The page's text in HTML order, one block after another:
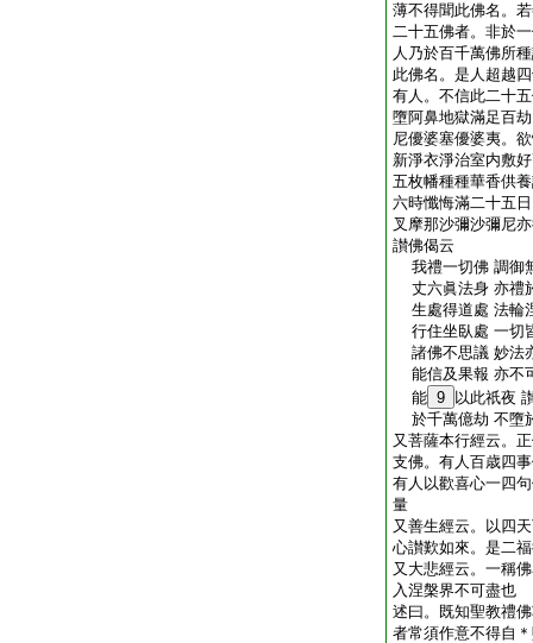
薄不得聞此佛名。
二十五佛者。非於
人乃於百千萬佛所
此佛名。是人超越
有人。不信此二十
墮阿鼻地獄滿足百
尼優婆塞優婆夷。
新淨衣淨治室内敷
五枚幡種種華香供
六時懺悔滿二十五
叉摩那沙彌沙彌尼
讃佛偈云
我禮一切佛 調御
丈六眞法身 亦禮
生處得道處 法輪
行住坐臥處 一切
諸佛不思議 妙法
能信及果報 亦不
能 9
以此祇夜
於千萬億劫 不墮
又菩薩本行經云。
支佛。有人百歳四
有人以歡喜心一四
量
又善生經云。以四
心讃歎如來。是二
又大悲經云。一稱
入涅槃界不可盡也
述曰。既知聖教禮
者常須作意不得自